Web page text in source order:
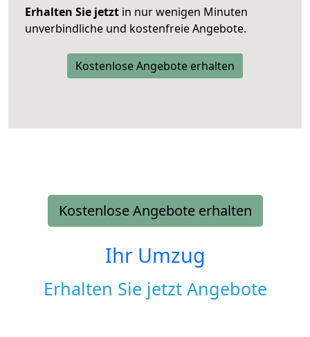
Erhalten Sie jetzt in nur wenigen Minuten
unverbindliche und kostenfreie Angebote.
Kostenlose Angebote erhalten
Kostenlose Angebote erhalten
Ihr Umzug
Erhalten Sie jetzt Angebote